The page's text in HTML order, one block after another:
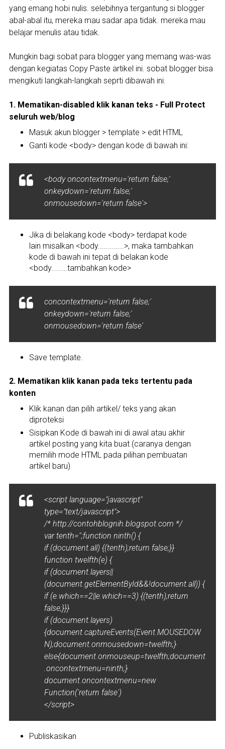
yang emang hobi nulis. selebihnya tergantung si blogger
abal-abal itu, mereka mau sadar apa tidak. mereka mau
belajar menulis atau tidak.
Mungkin bagi sobat para blogger yang memang was-was
dengan kegiatas Copy Paste artikel ini. sobat blogger bisa
mengikuti langkah-langkah seprti dibawah ini.
1. Mematikan-disabled klik kanan teks - Full Protect
seluruh web/blog
Masuk akun blogger > template > edit HTML
Ganti kode <body> dengan kode di bawah ini:
<body oncontextmenu='return false;'
onkeydown='return false;'
onmousedown='return false'>
Jika di belakang kode <body> terdapat kode
lain misalkan <body.............>, maka tambahkan
kode di bawah ini tepat di belakan kode
<body........tambahkan kode>
concontextmenu='return false;'
onkeydown='return false;'
onmousedown='return false'
Save template.
2. Mematikan klik kanan pada teks tertentu pada
konten
Klik kanan dan pilih artikel/ teks yang akan
diproteksi
Sisipkan Kode di bawah ini di awal atau akhir
artikel posting yang kita buat (caranya dengan
memilih mode HTML pada pilihan pembuatan
artikel baru)
<script language="javascript"
type="text/javascript">
/* http://contohblognih.blogspot.com */
var tenth='';function ninth() {
if (document.all) {(tenth);return false;}}
function twelfth(e) {
if (document.layers||
(document.getElementById&&!document.all)) {
if (e.which==2||e.which==3) {(tenth);return
false;}}}
if (document.layers)
{document.captureEvents(Event.MOUSEDOW
N);document.onmousedown=twelfth;}
else{document.onmouseup=twelfth;document
.oncontextmenu=ninth;}
document.oncontextmenu=new
Function('return false')
</script>
Publiskasikan